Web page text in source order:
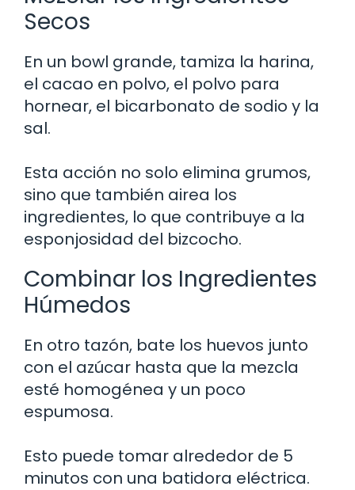
Secos
En un bowl grande, tamiza la harina,
el cacao en polvo, el polvo para
hornear, el bicarbonato de sodio y la
sal.
Esta acción no solo elimina grumos,
sino que también airea los
ingredientes, lo que contribuye a la
esponjosidad del bizcocho.
Combinar los Ingredientes
Húmedos
En otro tazón, bate los huevos junto
con el azúcar hasta que la mezcla
esté homogénea y un poco
espumosa.
Esto puede tomar alrededor de 5
minutos con una batidora eléctrica.